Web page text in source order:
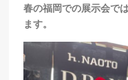
春の福岡での展示会で
ます。